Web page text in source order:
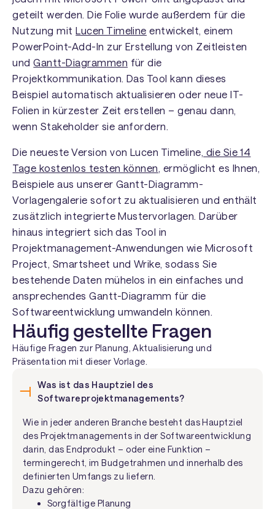
geteilt werden. Die Folie wurde außerdem für die
Nutzung mitLucen Timeline entwickelt, einem
PowerPoint-Add-In zur Erstellung von Zeitleisten
undGantt-Diagrammen für die
Projektkommunikation. Das Tool kann dieses
Beispiel automatisch aktualisieren oder neue IT-
Folien in kürzester Zeit erstellen – genau dann,
wenn Stakeholder sie anfordern.
Die neueste Version von Lucen Timeline, die Sie 14
Tage kostenlos testen können, ermöglicht es Ihnen,
Beispiele aus unserer Gantt-Diagramm-
Vorlagengalerie sofort zu aktualisieren und enthält
zusätzlich integrierte Mustervorlagen. Darüber
hinaus integriert sich das Tool in
Projektmanagement-Anwendungen wie Microsoft
Project, Smartsheet und Wrike, sodass Sie
bestehende Daten mühelos in ein einfaches und
ansprechendes Gantt-Diagramm für die
Softwareentwicklung umwandeln können.
Häufig gestellte Fragen
Häufige Fragen zur Planung, Aktualisierung und
Präsentation mit dieser Vorlage.
Was ist das Hauptziel des
Softwareprojektmanagements?
Wie in jeder anderen Branche besteht das Hauptziel
des Projektmanagements in der Softwareentwicklung
darin, das Endprodukt – oder eine Funktion –
termingerecht, im Budgetrahmen und innerhalb des
definierten Umfangs zu liefern.
Dazu gehören:
Sorgfältige Planung